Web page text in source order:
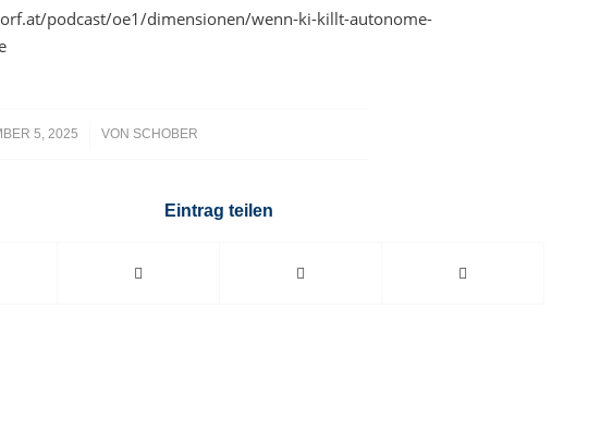
podcast/oe1/dimensionen/wenn-ki-killt-autonome-
5, 2025
/ VON SCHOBER
Eintrag teilen